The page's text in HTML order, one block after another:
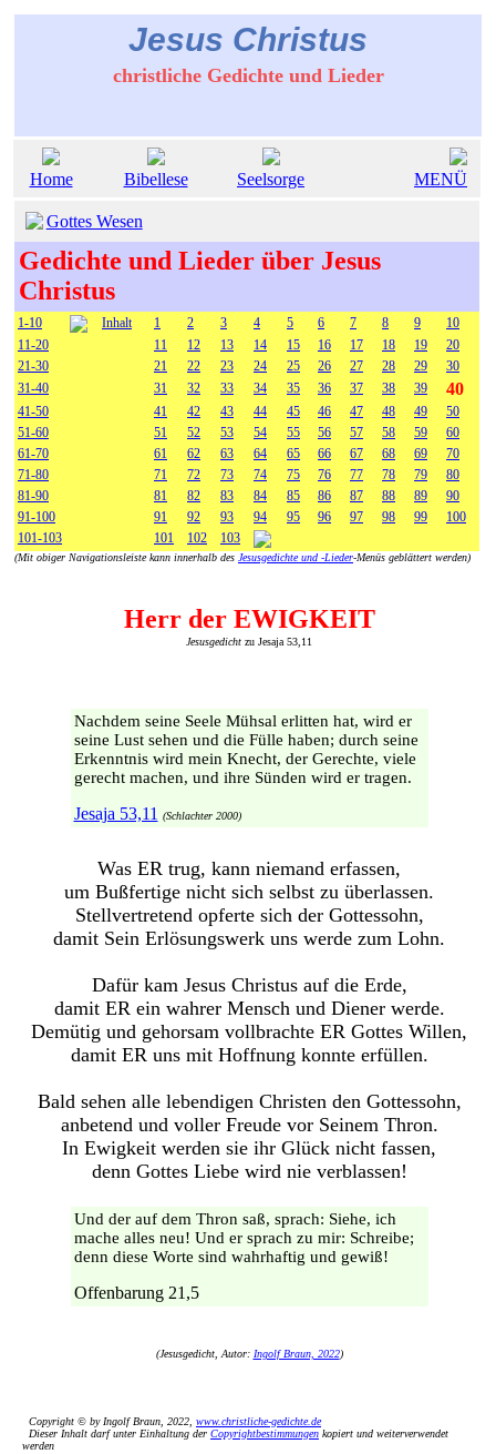
Jesus Christus
christliche Gedichte und Lieder
Home Bibellese Seelsorge MENÜ
Gottes Wesen
Gedichte und Lieder über Jesus
Christus
1-10 Inhalt 1 2 3 4 5 6 7 8 9
10
11-20
11 12 13 14 15 16 17 18 19
20
21-30
21 22 23 24 25 26 27 28 29
30
31-40
31 32 33 34 35 36 37 38 39 40
41-50 41 42 43 44 45 46 47 48 49
50
51-60
51 52 53 54 55 56 57 58 59
60
61-70
61 62 63 64 65 66 67 68 69
70
71-80
71 72 73 74 75 76 77 78 79
80
81-90
81 82 83 84 85 86 87 88 89
90
91-100
91 92 93 94 95 96 97 98 99
100
101-103
101 102 103
(Mit obiger Navigationsleiste kann innerhalb des Jesusgedichte und -Lieder-Menüs geblättert werden)
Herr der EWIGKEIT
Jesusgedicht zu Jesaja 53,11
Nachdem seine Seele Mühsal erlitten hat, wird er
seine Lust sehen und die Fülle haben; durch seine
Erkenntnis wird mein Knecht, der Gerechte, viele
gerecht machen, und ihre Sünden wird er tragen.
Jesaja 53,11 (Schlachter 2000)
Was ER trug, kann niemand erfassen,
um Bußfertige nicht sich selbst zu überlassen.
Stellvertretend opferte sich der Gottessohn,
damit Sein Erlösungswerk uns werde zum Lohn.
Dafür kam Jesus Christus auf die Erde,
damit ER ein wahrer Mensch und Diener werde.
Demütig und gehorsam vollbrachte ER Gottes Willen,
damit ER uns mit Hoffnung konnte erfüllen.
Bald sehen alle lebendigen Christen den Gottessohn,
anbetend und voller Freude vor Seinem Thron.
In Ewigkeit werden sie ihr Glück nicht fassen,
denn Gottes Liebe wird nie verblassen!
Und der auf dem Thron saß, sprach: Siehe, ich
mache alles neu! Und er sprach zu mir: Schreibe;
denn diese Worte sind wahrhaftig und gewiß!
Offenbarung 21,5
(Jesusgedicht, Autor: Ingolf Braun, 2022)
Copyright © by Ingolf Braun, 2022, www.christliche-gedichte.de
Dieser Inhalt darf unter Einhaltung der Copyrightbestimmungen kopiert und weiterverwendet
werden